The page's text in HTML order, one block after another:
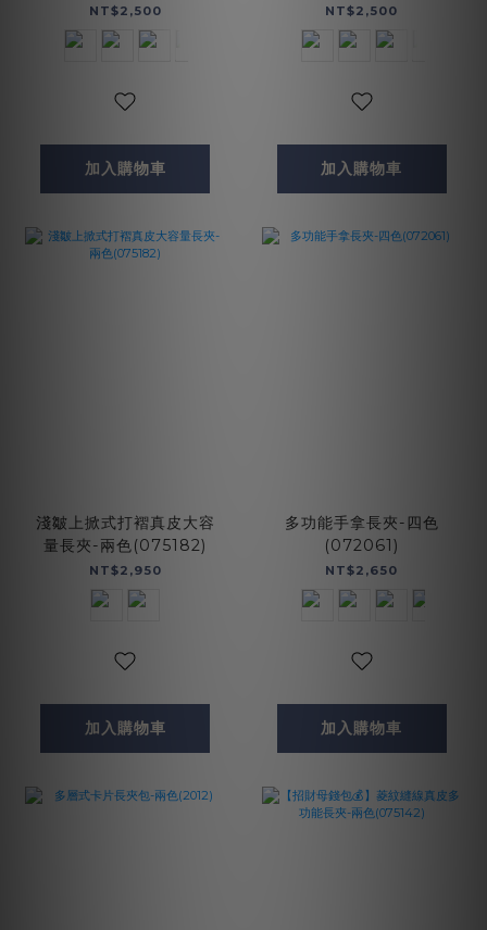
(075140)
NT$2,500
加入購物車
(072695)
NT$2,500
加入購物車
淺皺上掀式打褶真皮大容
量長夾-兩色(075182)
NT$2,950
加入購物車
多功能手拿長夾-四色
(072061)
NT$2,650
加入購物車